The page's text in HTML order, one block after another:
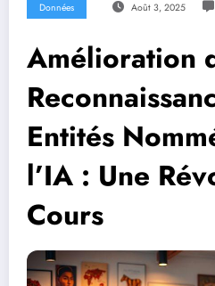
Données Août 3, 2025
Amélioration
Entités
l’IA : Une
Cours